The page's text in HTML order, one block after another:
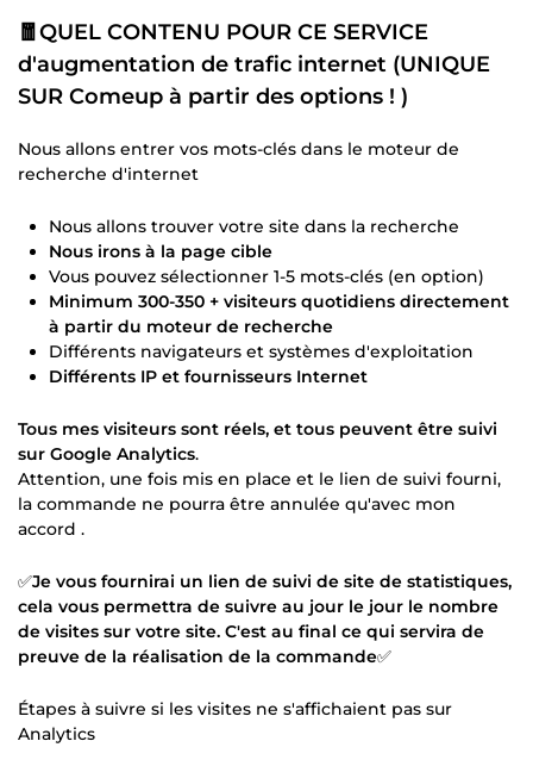
🧧QUEL CONTENU POUR CE SERVICE
d'augmentation de trafic internet (UNIQUE
SUR Comeup à partir des options ! )
Nous allons entrer vos mots-clés dans le moteur de
recherche d'internet
Nous allons trouver votre site dans la recherche
Nous irons à la page cible
Vous pouvez sélectionner 1-5 mots-clés (en option)
Minimum 300-350 + visiteurs quotidiens directement
à partir du moteur de recherche
Différents navigateurs et systèmes d'exploitation
Différents IP et fournisseurs Internet
Tous mes visiteurs sont réels, et tous peuvent être suivi
sur Google Analytics.
Attention, une fois mis en place et le lien de suivi fourni,
la commande ne pourra être annulée qu'avec mon
accord .
✅Je vous fournirai un lien de suivi de site de statistiques,
cela vous permettra de suivre au jour le jour le nombre
de visites sur votre site. C'est au final ce qui servira de
preuve de la réalisation de la commande✅
Étapes à suivre si les visites ne s'affichaient pas sur
Analytics